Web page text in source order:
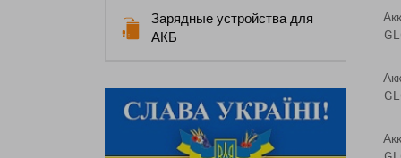
Зарядные устройства для
АКБ